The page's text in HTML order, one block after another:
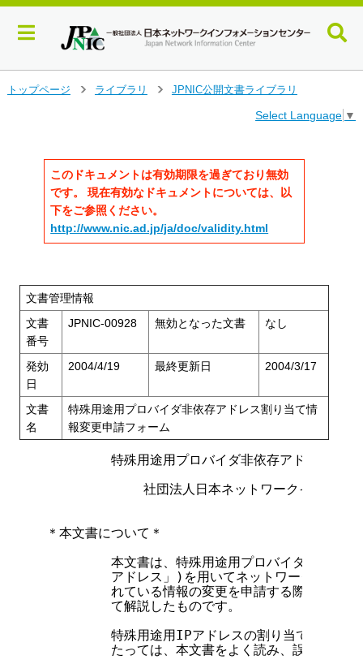
トップページ
ライブラリ
JPNIC公開文書ライブラリ
Select Language ▼
このドキュメントは有効期限を過ぎており無効
です。 現在有効なドキュメントについては、以
下をご参照ください。
http://www.nic.ad.jp/ja/doc/validity.html
文書管理情報
文書
番号
JPNIC-00928 無効となった文書 なし
発効
日
2004/4/19 最終更新日 2004/3/17
文書
名
特殊用途用プロバイダ非依存アドレス割り当て情
報変更申請フォーム
特殊用途用プロバイダ非依存アドレス割り
社団法人日本ネットワークインフォ
＊本文書について＊
本文書は、特殊用途用プロバイダ非依存ア
アドレス」)を用いてネットワークの運用
れている情報の変更を申請する際に利用す
        て解説したものです。
特殊用途用IPアドレスの割り当て情報変更
たっては、本文書をよく読み、誤りのない